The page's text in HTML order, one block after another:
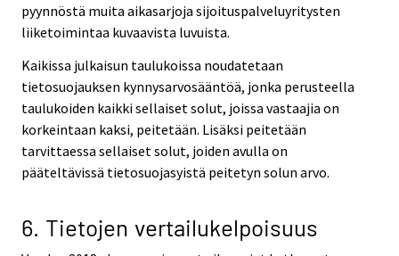
pyynnöstä muita aikasarjoja sijoituspalveluyritysten
liiketoimintaa kuvaavista luvuista.
Kaikissa julkaisun taulukoissa noudatetaan
tietosuojauksen kynnysarvosääntöä, jonka perusteella
taulukoiden kaikki sellaiset solut, joissa vastaajia on
korkeintaan kaksi, peitetään. Lisäksi peitetään
tarvittaessa sellaiset solut, joiden avulla on
pääteltävissä tietosuojasyistä peitetyn solun arvo.
6. Tietojen vertailukelpoisuus